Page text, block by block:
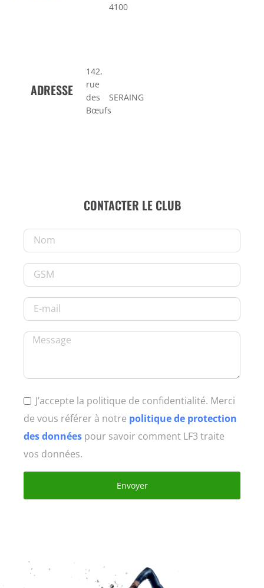
CONTACTER LE CLUB
J’accepte la politique de confidentialité. Merci
de vous référer à notre politique de protection
des données pour savoir comment LF3 traite
vos données.
Envoyer
ADRESSE
142,
rue
des
Bœufs
4100
SERAING